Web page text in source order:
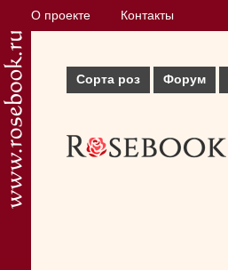
О проекте Контакты
Сорта роз Форум